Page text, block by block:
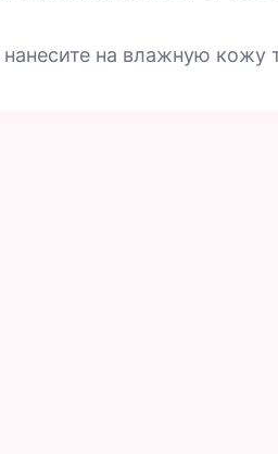
на влажную кожу